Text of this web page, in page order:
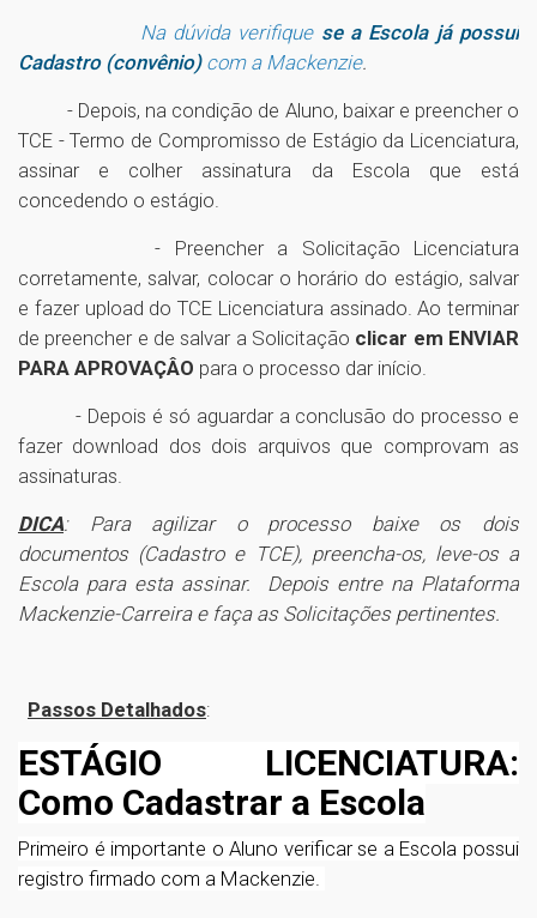
Na dúvida verifique se a Escola já possui
Cadastro (convênio)com a Mackenzie.
- Depois, na condição de Aluno, baixar e preencher o
TCE - Termo de Compromisso de Estágio da Licenciatura,
assinar e colher assinatura da Escola que está
concedendo o estágio.
- Preencher a Solicitação Licenciatura
corretamente, salvar, colocar o horário do estágio, salvar
e fazer upload do TCE Licenciatura assinado. Ao terminar
de preencher e de salvar a Solicitação clicar em ENVIAR
PARA APROVAÇÂO para o processo dar início.
- Depois é só aguardar a conclusão do processo e
fazer download dos dois arquivos que comprovam as
assinaturas.
DICA: Para agilizar o processo baixe os dois
documentos (Cadastro e TCE), preencha-os, leve-os a
Escola para esta assinar. Depois entre na Plataforma
Mackenzie-Carreira e faça as Solicitações pertinentes.
Passos Detalhados:
ESTÁGIO LICENCIATURA:
Como Cadastrar a Escola
Primeiro é importante o Aluno verificar se a Escola possui
registro firmado com a Mackenzie.